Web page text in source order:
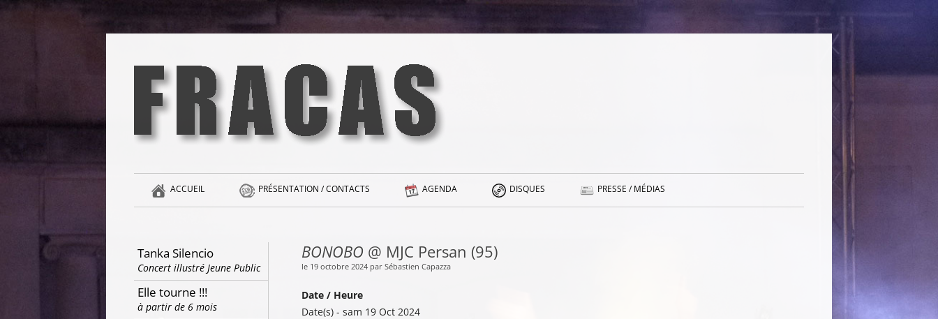
Aller
Fracas
ACCUEIL PRÉSENTATION / CONTACTS AGENDA DISQUES PRESSE / MÉDIAS
BONOBO @ MJC Persan (95)
le 19 octobre 2024 par Sébastien Capazza
Date / Heure
Date(s) - sam 19 Oct 2024
Tanka Silencio
Concert illustré Jeune Public
Elle tourne !!!
à partir de 6 mois